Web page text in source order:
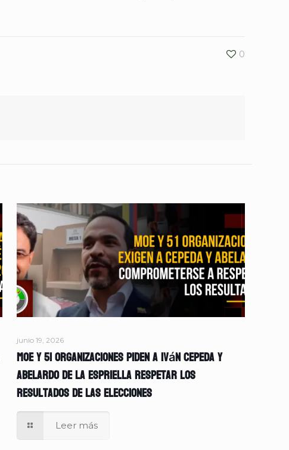
0
junio 19, 2026
MOE y 51 organizaciones piden a Iván Cepeda y
Abelardo de la Espriella respetar los
resultados de las elecciones
Leer más